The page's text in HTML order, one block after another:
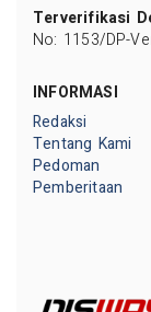
Terverifikasi
No: 1153/DP-
INFORMASI
Redaksi
Tentang Kami
Pedoman
Pemberitaan